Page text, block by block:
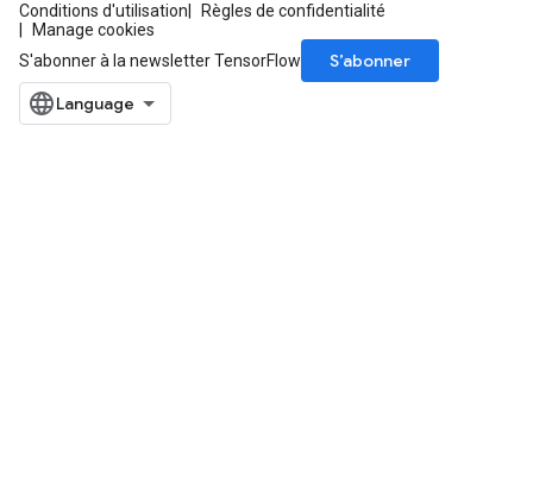
Conditions d'utilisation
Règles de confidentialité
Manage cookies
S'abonner à la newsletter TensorFlow
S’abonner